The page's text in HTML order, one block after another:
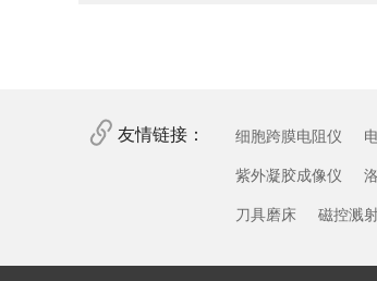
友情链接： 细胞跨膜电阻仪
紫外凝胶成像仪
刀具磨床 磁控溅